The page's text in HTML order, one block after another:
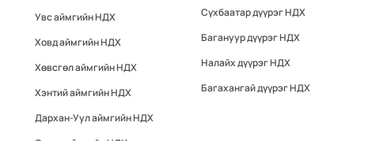
Увс аймгийн НДХ
Ховд аймгийн НДХ
Хөвсгөл аймгийн НДХ
Хэнтий аймгийн НДХ
Дархан-Уул аймгийн НДХ
Сүхбаатар дүүрэг НДХ
Багануур дүүрэг НДХ
Налайх дүүрэг НДХ
Багахангай дүүрэг НДХ